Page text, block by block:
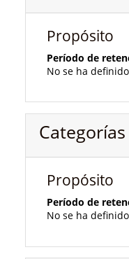
Propósito
Período de
No se ha
Propósito
Período de
No se ha